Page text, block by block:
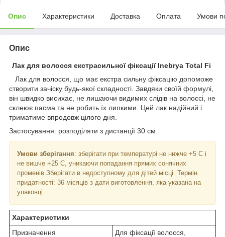
Опис Характеристики Доставка Оплата Умови
Опис
Лак для волосся екстрасильної фіксації Inebrya Total Fi
Лак для волосся, що має екстра сильну фіксацію допоможе
створити зачіску будь-якої складності. Завдяки своїй формулі,
він швидко висихає, не лишаючи видимих слідів на волоссі, не
склеює пасма та не робить їх липкими. Цей лак надійний і
триматиме впродовж цілого дня.
Застосування: розподiляти з дистанції 30 см
Умови зберігання: зберігати при температурі не нижче +5 С і
не вишче +25 С, уникаючи попадання прямих сонячних
променів.Зберігати в недоступному для дітей місці. Термін
придатності: 36 місяців з дати виготовлення, яка указана на
упаковці
Характеристики
Призначення
Для фіксації волосся,